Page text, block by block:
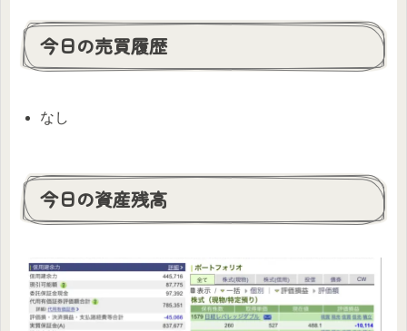
今日の売買履歴
なし
今日の資産残高